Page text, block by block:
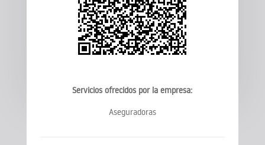
Servicios ofrecidos por la empresa:
Aseguradoras